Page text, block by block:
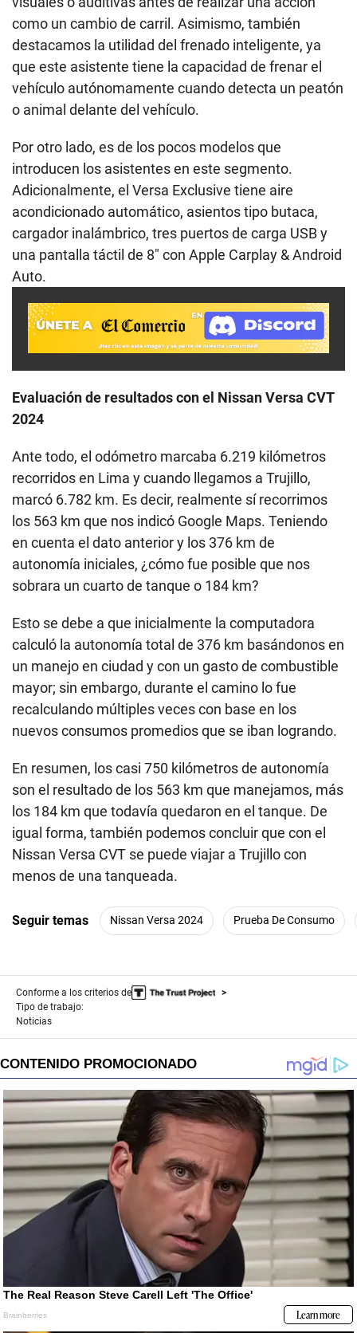
como un cambio de carril. Asimismo, también
destacamos la utilidad del frenado inteligente, ya
que este asistente tiene la capacidad de frenar el
vehículo autónomamente cuando detecta un peatón
o animal delante del vehículo.
Por otro lado, es de los pocos modelos que
introducen los asistentes en este segmento.
Adicionalmente, el Versa Exclusive tiene aire
acondicionado automático, asientos tipo butaca,
cargador inalámbrico, tres puertos de carga USB y
una pantalla táctil de 8″ con Apple Carplay & Android
Auto.
Evaluación de resultados con el Nissan Versa CVT
2024
Ante todo, el odómetro marcaba 6.219 kilómetros
recorridos en Lima y cuando llegamos a Trujillo,
marcó 6.782 km. Es decir, realmente sí recorrimos
los 563 km que nos indicó Google Maps. Teniendo
en cuenta el dato anterior y los 376 km de
autonomía iniciales, ¿cómo fue posible que nos
sobrara un cuarto de tanque o 184 km?
Esto se debe a que inicialmente la computadora
calculó la autonomía total de 376 km basándonos en
un manejo en ciudad y con un gasto de combustible
mayor; sin embargo, durante el camino lo fue
recalculando múltiples veces con base en los
nuevos consumos promedios que se iban logrando.
En resumen, los casi 750 kilómetros de autonomía
son el resultado de los 563 km que manejamos, más
los 184 km que todavía quedaron en el tanque. De
igual forma, también podemos concluir que con el
Nissan Versa CVT se puede viajar a Trujillo con
menos de una tanqueada.
Seguir temas Nissan Versa 2024 Prueba De Consumo
Conforme a los criterios de
Tipo de trabajo:
Noticias